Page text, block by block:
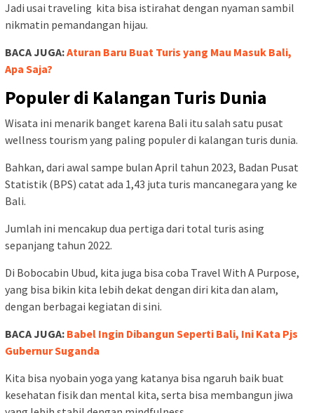
Jadi usai traveling kita bisa istirahat dengan nyaman sambil
nikmatin pemandangan hijau.
BACA JUGA:Aturan Baru Buat Turis yang Mau Masuk Bali,
Apa Saja?
Populer di Kalangan Turis Dunia
Wisata ini menarik banget karena Bali itu salah satu pusat
wellness tourism yang paling populer di kalangan turis dunia.
Bahkan, dari awal sampe bulan April tahun 2023, Badan Pusat
Statistik (BPS) catat ada 1,43 juta turis mancanegara yang ke
Bali.
Jumlah ini mencakup dua pertiga dari total turis asing
sepanjang tahun 2022.
Di Bobocabin Ubud, kita juga bisa coba Travel With A Purpose,
yang bisa bikin kita lebih dekat dengan diri kita dan alam,
dengan berbagai kegiatan di sini.
BACA JUGA: Babel Ingin Dibangun Seperti Bali, Ini Kata Pjs
Gubernur Suganda
Kita bisa nyobain yoga yang katanya bisa ngaruh baik buat
kesehatan fisik dan mental kita, serta bisa membangun jiwa